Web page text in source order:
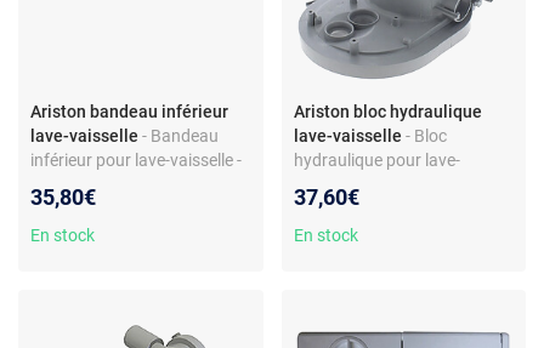
Ariston bandeau inférieur
lave-vaisselle - Bandeau
inférieur pour lave-vaisselle -
C00142993 - Compatible
LL63FR et autres modèles
35,80€
En stock
Ariston bloc hydraulique
lave-vaisselle - Bloc
hydraulique pour lave-
Réf. C00278517 -
Compatible Ariston,
37,60€
En stock